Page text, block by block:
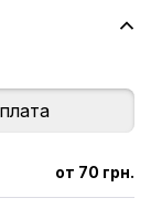
от 70 грн.